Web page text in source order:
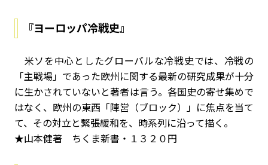
『ヨーロッパ冷戦史』
米ソを中心としたグローバルな冷戦史では、冷戦の
「主戦場」であった欧州に関する最新の研究成果が十分
に生かされていないと著者は言う。各国史の寄せ集めで
はなく、欧州の東西「陣営（ブロック）」に焦点を当て
て、その対立と緊張緩和を、時系列に沿って描く。
★山本健著 ちくま新書・１３２０円